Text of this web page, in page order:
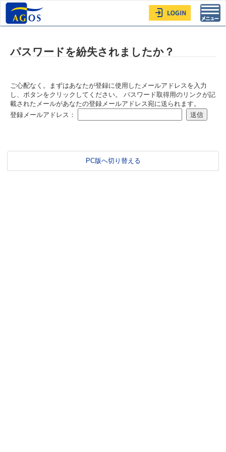
パスワードを紛失されましたか？
ご心配なく。まずはあなたが登録に使用したメールアドレスを入力
し、ボタンをクリックしてください。 パスワード取得用のリンクが記
載されたメールがあなたの登録メールアドレス宛に送られます。
登録メールアドレス：
PC版へ切り替える